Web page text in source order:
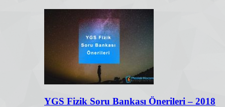
YGS Fizik Soru Bankası Önerileri – 2018